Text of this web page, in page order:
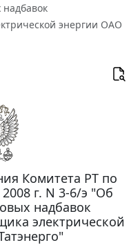
энергии ОАО
Комитета РТ по
г. N 3-6/э "Об
надбавок
электрической